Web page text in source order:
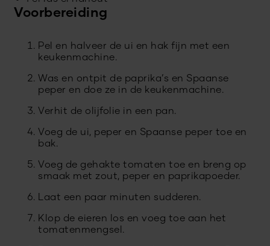
Voorbereiding
Pel en halveer de ui en hak fijn met een
keukenmachine.
Was en ontpit de paprika’s en Spaanse
peper en doe ze in de keukenmachine.
Verhit de olijfolie in een pan.
Voeg de ui, peper en Spaanse peper toe en
bak.
Voeg de gehakte tomaten toe en breng op
smaak met zout, peper en paprikapoeder.
Laat een paar minuten sudderen.
Klop de eieren los en voeg toe aan het
tomatenmengsel.